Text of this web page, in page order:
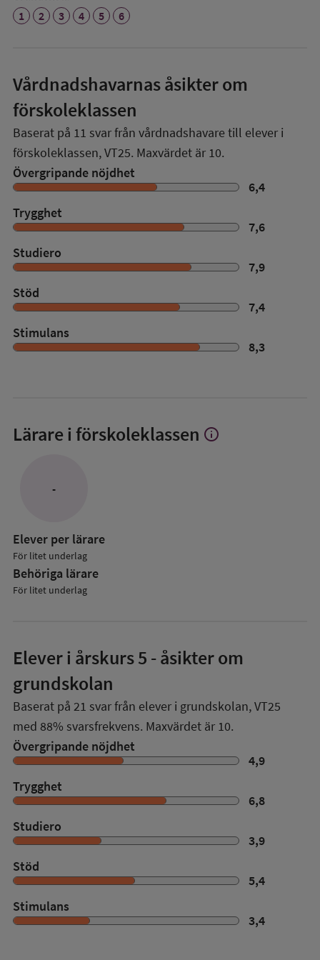
1
2 3 4 5 6
Vårdnadshavarnas åsikter om
förskoleklassen
Baserat på 11 svar från vårdnadshavare till elever i
förskoleklassen,VT25. Maxvärdet är 10.
Övergripande nöjdhet
6,4
Trygghet
7,6
Studiero
7,9
Stöd
7,4
Stimulans
8,3
Lärare i förskoleklassen Visa
info
-
Elever per lärare
För litet underlag
Behöriga lärare
För litet underlag
Elever i årskurs 5 - åsikter om
grundskolan
Baserat på 21 svar från elever i grundskolan,VT25
med 88% svarsfrekvens. Maxvärdet är 10.
Övergripande nöjdhet
4,9
Trygghet
6,8
Studiero
3,9
Stöd
5,4
Stimulans
3,4